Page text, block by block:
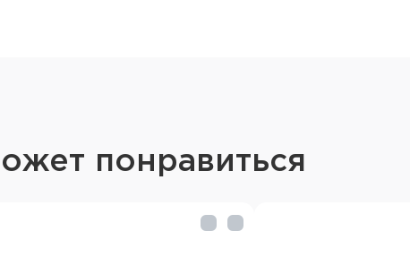
понравиться